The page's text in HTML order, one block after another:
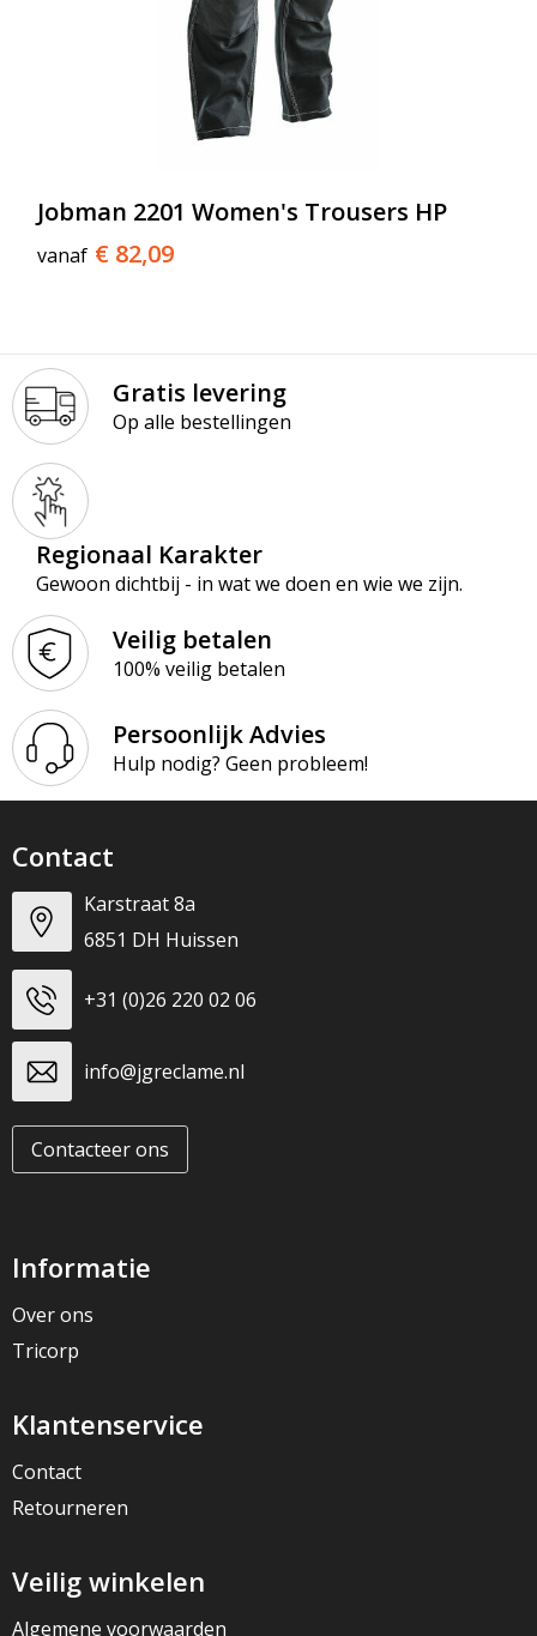
Jobman 2201 Women's Trousers HP
vanaf € 82,09
Gratis levering
Op alle bestellingen
Regionaal Karakter
Gewoon dichtbij - in wat we doen en wie we zijn.
Veilig betalen
100% veilig betalen
Persoonlijk Advies
Hulp nodig? Geen probleem!
Contact
Karstraat 8a
6851 DH Huissen
+31 (0)26 220 02 06
info@jgreclame.nl
Contacteer ons
Informatie
Over ons
Tricorp
Klantenservice
Contact
Retourneren
Veilig winkelen
Algemene voorwaarden